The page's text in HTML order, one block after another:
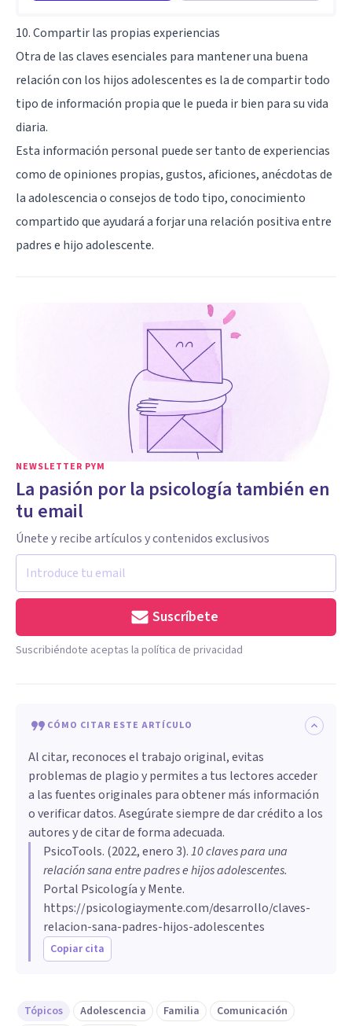
10. Compartir las propias experiencias
Otra de las claves esenciales para mantener una buena
relación con los hijos adolescentes es la de compartir todo
tipo de información propia que le pueda ir bien para su vida
diaria.
Esta información personal puede ser tanto de experiencias
como de opiniones propias, gustos, aficiones, anécdotas de
la adolescencia o consejos de todo tipo, conocimiento
compartido que ayudará a forjar una relación positiva entre
padres e hijo adolescente.
NEWSLETTER PYM
La pasión por la psicología también en
tu email
Únete y recibe artículos y contenidos exclusivos
Suscríbete
Suscribiéndote aceptas la política de privacidad
CÓMO CITAR ESTE ARTÍCULO
Al citar, reconoces el trabajo original, evitas
problemas de plagio y permites a tus lectores acceder
a las fuentes originales para obtener más información
o verificar datos. Asegúrate siempre de dar crédito a los
autores y de citar de forma adecuada.
PsicoTools. (2022, enero 3).10 claves para una
relación sana entre padres e hijos adolescentes.
Portal Psicología y Mente.
https://psicologiaymente.com/desarrollo/claves-
relacion-sana-padres-hijos-adolescentes
Copiar cita
Tópicos Adolescencia Familia
Comunicación